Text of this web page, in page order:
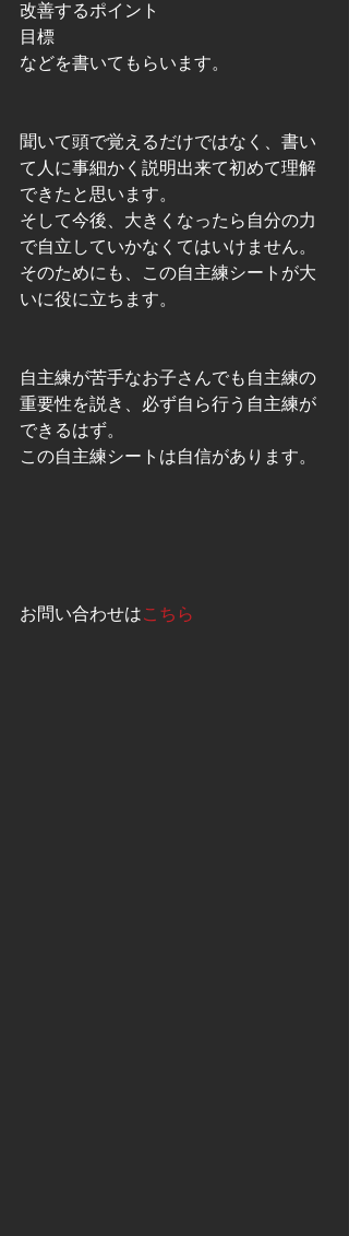
改善するポイント
目標
などを書いてもらいます。
聞いて頭で覚えるだけではなく、書い
て人に事細かく説明出来て初めて理解
できたと思います。
そして今後、大きくなったら自分の力
で自立していかなくてはいけません。
そのためにも、この自主練シートが大
いに役に立ちます。
自主練が苦手なお子さんでも自主練の
重要性を説き、必ず自ら行う自主練が
できるはず。
この自主練シートは自信があります。
お問い合わせはこちら